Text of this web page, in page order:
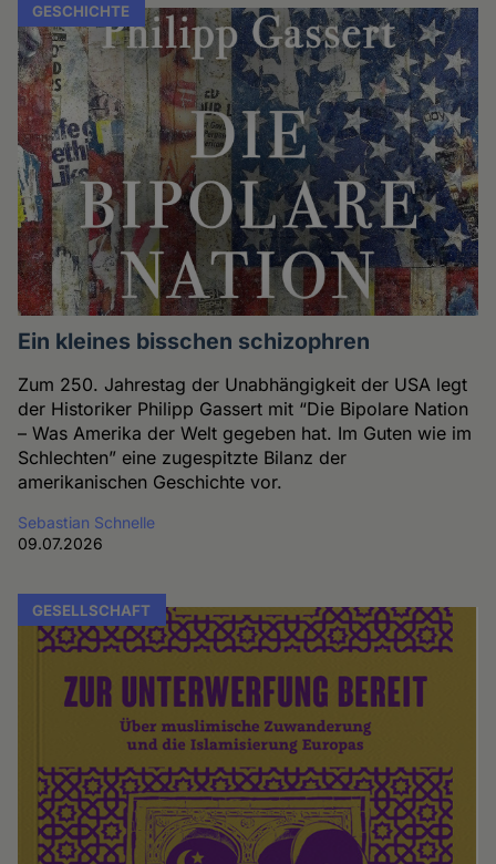
GESCHICHTE
Ein kleines bisschen schizophren
Zum 250. Jahrestag der Unabhängigkeit der USA legt
der Historiker Philipp Gassert mit “Die Bipolare Nation
– Was Amerika der Welt gegeben hat. Im Guten wie im
Schlechten” eine zugespitzte Bilanz der
amerikanischen Geschichte vor.
Sebastian Schnelle
09.07.2026
GESELLSCHAFT